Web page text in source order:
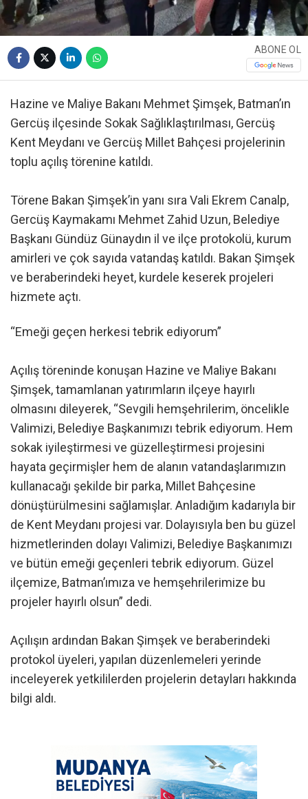
ABONE OL
Hazine ve Maliye Bakanı Mehmet Şimşek, Batman’ın
Gercüş ilçesinde Sokak Sağlıklaştırılması, Gercüş
Kent Meydanı ve Gercüş Millet Bahçesi projelerinin
toplu açılış törenine katıldı.
Törene Bakan Şimşek’in yanı sıra Vali Ekrem Canalp,
Gercüş Kaymakamı Mehmet Zahid Uzun, Belediye
Başkanı Gündüz Günaydın il ve ilçe protokolü, kurum
amirleri ve çok sayıda vatandaş katıldı. Bakan Şimşek
ve beraberindeki heyet, kurdele keserek projeleri
hizmete açtı.
“Emeği geçen herkesi tebrik ediyorum”
Açılış töreninde konuşan Hazine ve Maliye Bakanı
Şimşek, tamamlanan yatırımların ilçeye hayırlı
olmasını dileyerek, “Sevgili hemşehrilerim, öncelikle
Valimizi, Belediye Başkanımızı tebrik ediyorum. Hem
sokak iyileştirmesi ve güzelleştirmesi projesini
hayata geçirmişler hem de alanın vatandaşlarımızın
kullanacağı şekilde bir parka, Millet Bahçesine
dönüştürülmesini sağlamışlar. Anladığım kadarıyla bir
de Kent Meydanı projesi var. Dolayısıyla ben bu güzel
hizmetlerinden dolayı Valimizi, Belediye Başkanımızı
ve bütün emeği geçenleri tebrik ediyorum. Güzel
ilçemize, Batman’ımıza ve hemşehrilerimize bu
projeler hayırlı olsun” dedi.
Açılışın ardından Bakan Şimşek ve beraberindeki
protokol üyeleri, yapılan düzenlemeleri yerinde
inceleyerek yetkililerden projelerin detayları hakkında
bilgi aldı.